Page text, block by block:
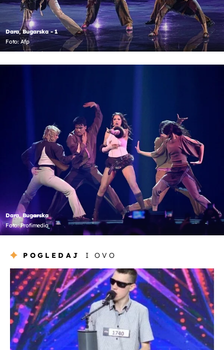
Dara, Bugarska - 1
Foto: Afp
Dara, Bugarska
Foto: Profimedia
POGLEDAJ I OVO